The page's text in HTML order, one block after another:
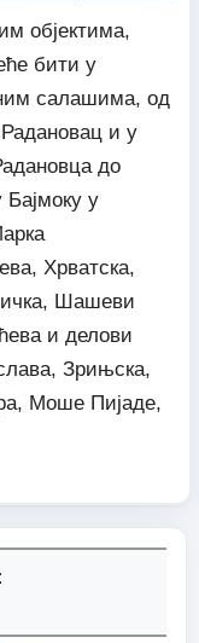
објектима,
бити у
салашима, од
и у
до
у
Хрватска,
Шашеви
и делови
Зрињска,
Моше Пијаде,